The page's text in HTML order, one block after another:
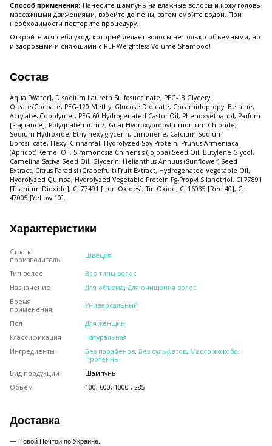
Способ применения: Нанесите шампунь на влажные волосы и кожу головы
массажными движениями, взбейте до пены, затем смойте водой. При
необходимости повторите процедуру.
Откройте для себя уход, который делает волосы не только объемными, но
и здоровыми и сияющими с REF Weightless Volume Shampoo!
Состав
Aqua [Water], Disodium Laureth Sulfosuccinate, PEG-18 Glyceryl
Oleate/Cocoate, PEG-120 Methyl Glucose Dioleate, Cocamidopropyl Betaine,
Acrylates Copolymer, PEG-60 Hydrogenated Castor Oil, Phenoxyethanol, Parfum
[Fragrance], Polyquaternium-7, Guar Hydroxypropyltrimonium Chloride,
Sodium Hydroxide, Ethylhexylglycerin, Limonene, Calcium Sodium
Borosilicate, Hexyl Cinnamal, Hydrolyzed Soy Protein, Prunus Armeniaca
(Apricot) Kernel Oil, Simmondsia Chinensis (Jojoba) Seed Oil, Butylene Glycol,
Camelina Sativa Seed Oil, Glycerin, Helianthus Annuus (Sunflower) Seed
Extract, Citrus Paradisi (Grapefruit) Fruit Extract, Hydrogenated Vegetable Oil,
Hydrolyzed Quinoa, Hydrolyzed Vegetable Protein Pg-Propyl Silanetriol, CI 77891
[Titanium Dioxide], CI 77491 [Iron Oxides], Tin Oxide, CI 16035 [Red 40], CI
47005 [Yellow 10].
Характеристики
Страна
производитель
Швеция
Тип волос
Все типы волос
Назначение
Для объема, Для очищения волос
Время
применения
Универсальный
Пол
Для женщин
Классификация
Натуральная
Ингредиенты
Без парабенов, Без сульфатов, Масло жожоба,
Протеины
Вид продукции
Шампунь
Обьем
100, 600, 1000 , 285
Доставка
— Новой Почтой по Украине.